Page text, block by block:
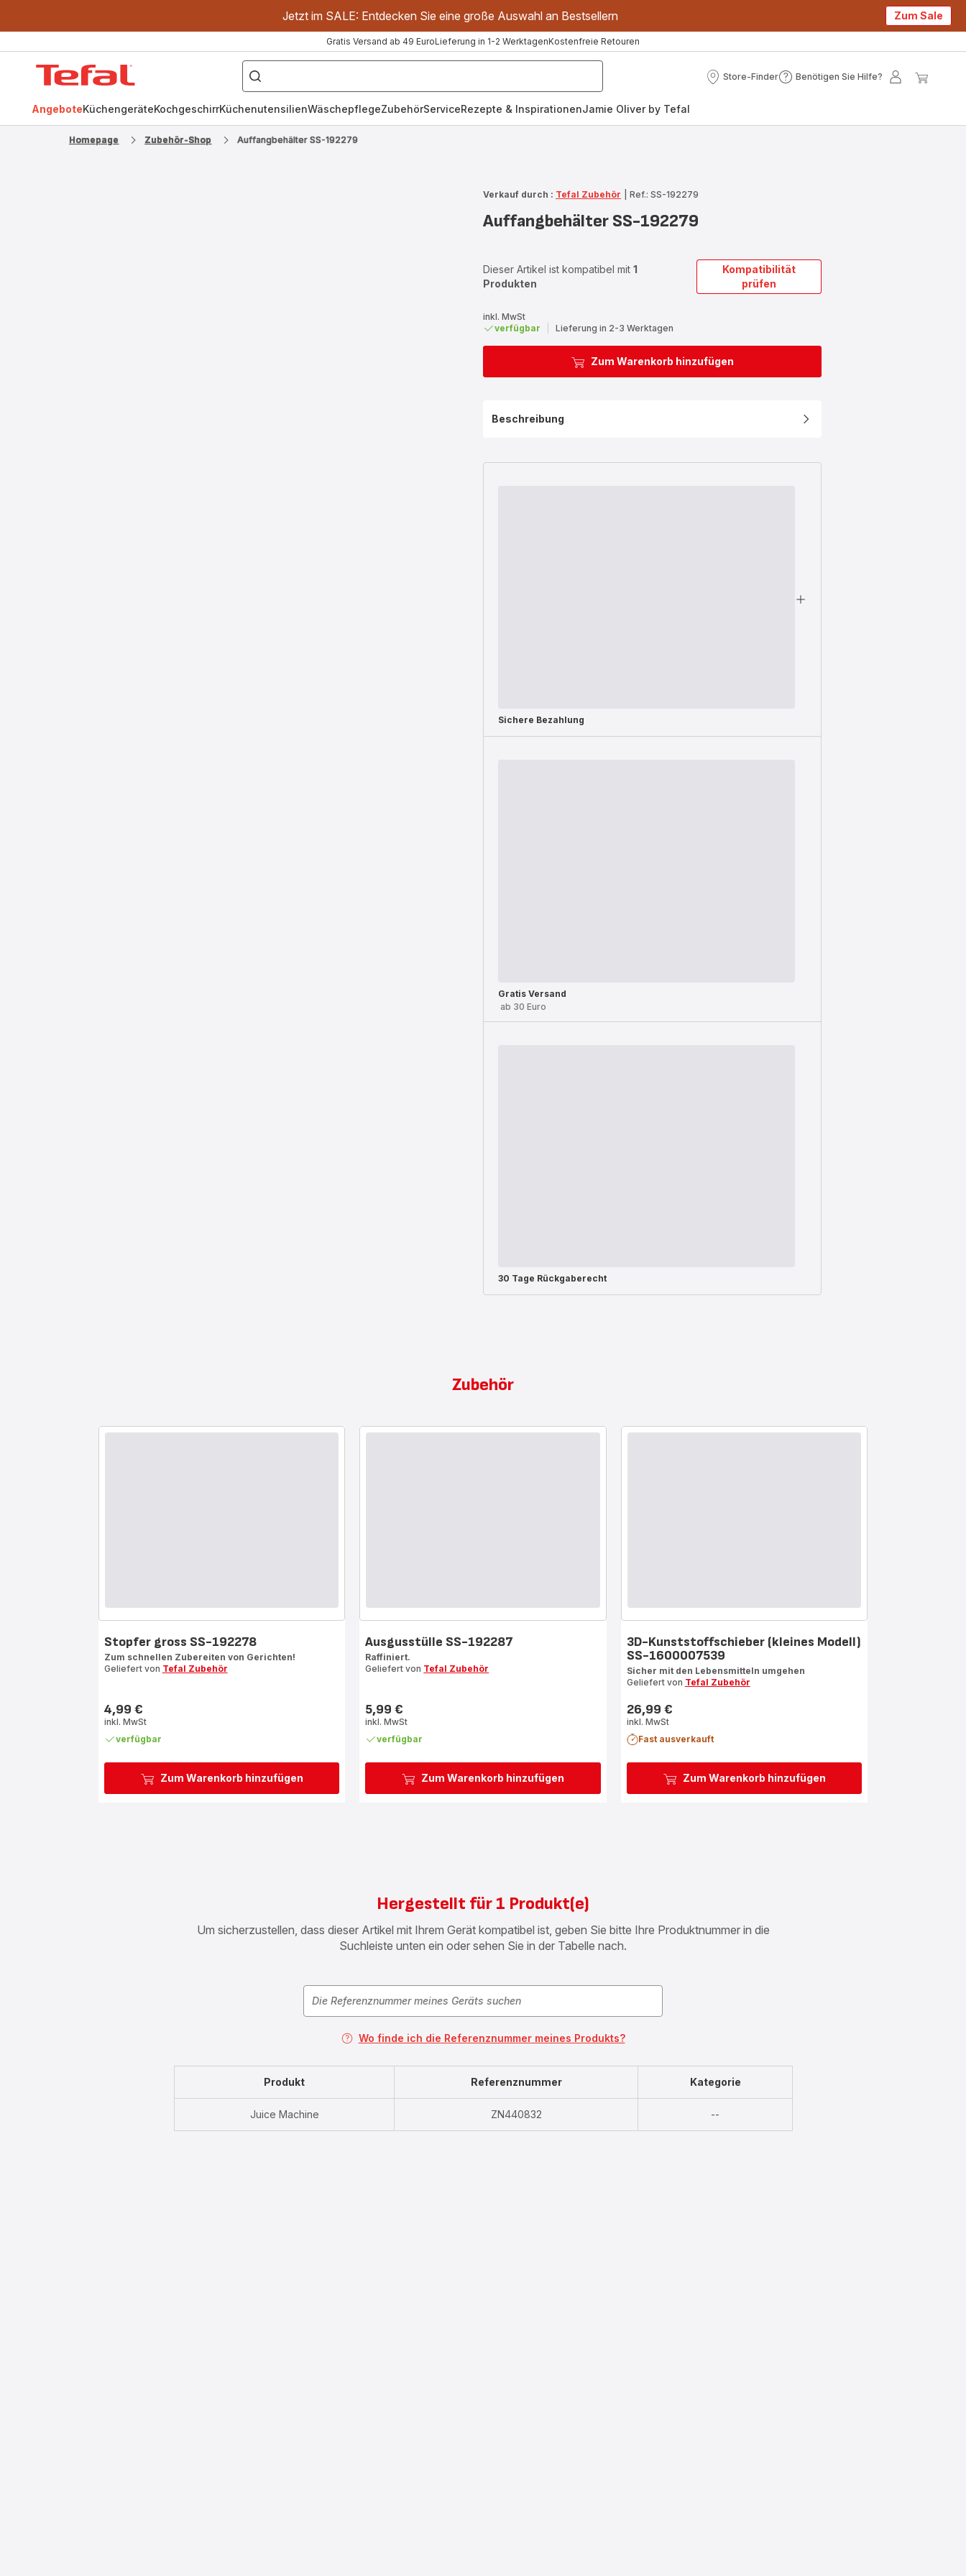
Jetzt im SALE: Entdecken Sie eine große Auswahl an Bestsellern Zum Sale
Gratis Versand ab 49 EuroLieferung in 1-2 WerktagenKostenfreie Retouren
["OptiGrill","Easy
Fry","Pfanne"]
Store-Finder
Store-
Benötigen Sie Hilfe?
Benötigen
Mein
AngeboteKüchengeräteKochgeschirrKüchenutensilienWäschepflegeZubehörServiceRezepte & InspirationenJamie Oliver by Tefal
Homepage Zubehör-Shop Auffangbehälter SS-192279
Verkauf durch : Tefal Zubehör Ref.: SS-192279
Auffangbehälter SS-192279
Dieser Artikel ist kompatibel mit 1
Produkten
Kompatibilität
prüfen
inkl. MwSt
verfügbar
Lieferung in 2-3 Werktagen
Zum Warenkorb hinzufügen
Beschreibung
Sichere Bezahlung
Gratis Versand
ab 30 Euro
30 Tage Rückgaberecht
Zubehör
Zum Warenkorb hinzufügen
Stopfer gross SS-192278
Zum schnellen Zubereiten von Gerichten!
Geliefert von Tefal Zubehör
Preis
4,99 €
inkl. MwSt
verfügbar
Zum Warenkorb hinzufügen
Ausgusstülle SS-192287
Raffiniert.
Geliefert von Tefal Zubehör
Preis
5,99 €
inkl. MwSt
verfügbar
Zum Warenkorb hinzufügen
3D-Kunststoffschieber (kleines Modell)
SS-1600007539
Sicher mit den Lebensmitteln umgehen
Geliefert von Tefal Zubehör
Preis
26,99 €
inkl. MwSt
Fast ausverkauft
Hergestellt für 1 Produkt(e)
Um sicherzustellen, dass dieser Artikel mit Ihrem Gerät kompatibel ist, geben Sie bitte Ihre Produktnummer in die
Suchleiste unten ein oder sehen Sie in der Tabelle nach.
Wo finde ich die Referenznummer meines Produkts?
Produkt Referenznummer Kategorie
Juice Machine ZN440832 --
verfügbar